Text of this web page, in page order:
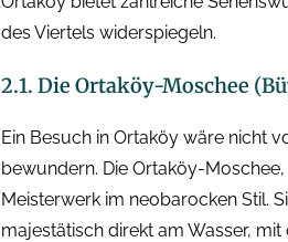
des Viertels widerspiegeln.
2.1. Die Ortaköy-Moschee
Ein Besuch in Ortaköy wäre nicht
bewundern. Die Ortaköy-
Meisterwerk im neobarocken Stil.
majestätisch direkt am Wasser,